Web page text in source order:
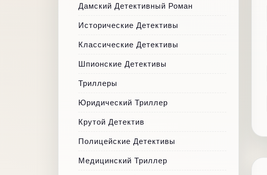
Дамский Детективный Роман
Исторические Детективы
Классические Детективы
Шпионские Детективы
Триллеры
Юридический Триллер
Крутой Детектив
Полицейские Детективы
Медицинский Триллер